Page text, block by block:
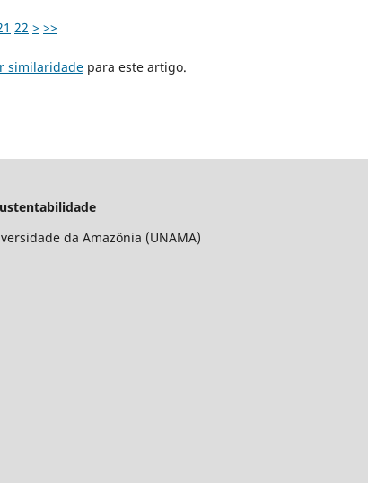
22 > >>
similaridade para este artigo.
da Amazônia (UNAMA)